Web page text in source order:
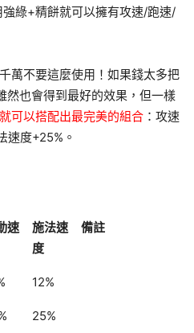
綠+精餅就可以擁有攻速/跑速/
萬不要這麼使用！如果錢太多把
也會得到最好的效果，但一樣
可以搭配出最完美的組合 ：攻速
速度+25%。
速
施法速
度
備註
12%
25%